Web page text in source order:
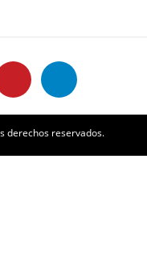
derechos reservados.